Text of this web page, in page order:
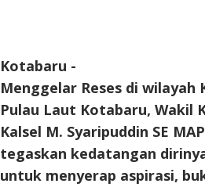
Kotabaru -
Menggelar Reses di wilayah
Pulau Laut Kotabaru, Wakil
Kalsel M. Syaripuddin SE
tegaskan kedatangan
untuk menyerap aspirasi,